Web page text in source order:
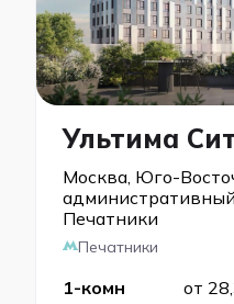
Ультима
Москва, Юго-
Печатники
Печатники
1-комн от